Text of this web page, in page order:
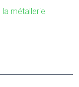
la métallerie